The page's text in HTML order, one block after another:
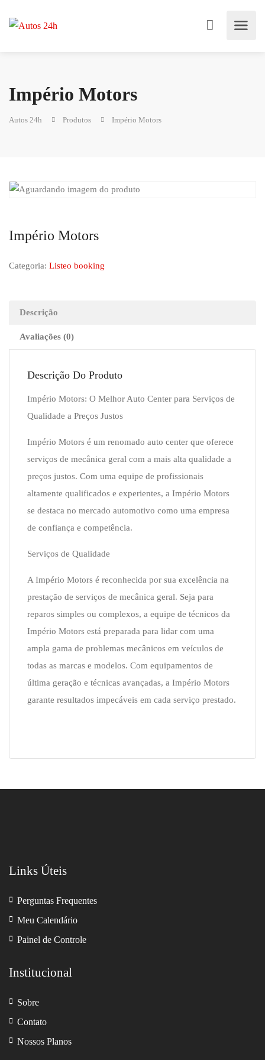
Império Motors
Autos 24h Produtos Império Motors
Império Motors
Categoria: Listeo booking
Descrição
Avaliações (0)
Descrição Do Produto
Império Motors: O Melhor Auto Center para Serviços de
Qualidade a Preços Justos
Império Motors é um renomado auto center que oferece
serviços de mecânica geral com a mais alta qualidade a
preços justos. Com uma equipe de profissionais
altamente qualificados e experientes, a Império Motors
se destaca no mercado automotivo como uma empresa
de confiança e competência.
Serviços de Qualidade
A Império Motors é reconhecida por sua excelência na
prestação de serviços de mecânica geral. Seja para
reparos simples ou complexos, a equipe de técnicos da
Império Motors está preparada para lidar com uma
ampla gama de problemas mecânicos em veículos de
todas as marcas e modelos. Com equipamentos de
última geração e técnicas avançadas, a Império Motors
garante resultados impecáveis em cada serviço prestado.
Links Úteis
Perguntas Frequentes
Meu Calendário
Painel de Controle
Institucional
Sobre
Contato
Nossos Planos